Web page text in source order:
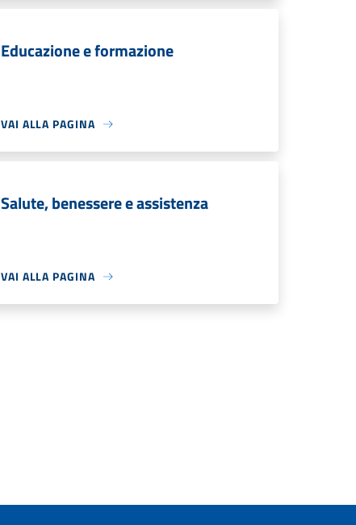
Educazione e formazione
VAI ALLA PAGINA
Salute, benessere e assistenza
VAI ALLA PAGINA